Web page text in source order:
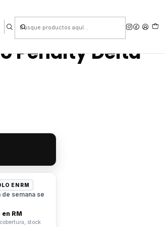
Penalty Delta
EN RM
de semana se
RM
stock